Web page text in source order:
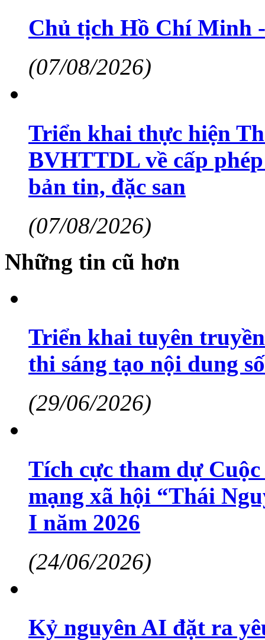
Chủ tịch Hồ Chí Minh
(07/08/2026)
Triển khai thực hiện
BVHTTDL về cấp
bản tin, đặc san
(07/08/2026)
Những tin cũ hơn
Triển khai tuyên
thi sáng tạo nội dung số
(29/06/2026)
Tích cực tham dự
mạng xã hội “Thái
I năm 2026
(24/06/2026)
Kỷ nguyên AI đặt ra